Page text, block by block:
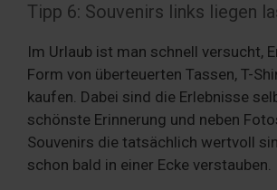
Tipp 6: Souvenirs links liegen
Im Urlaub ist man schnell versucht,
Form von überteuerten Tassen, T-
kaufen. Dabei sind die Erlebnisse
schönste Erinnerung und neben
Souvenirs die tatsächlich wertvoll
schon bald in einer Ecke verstauben.